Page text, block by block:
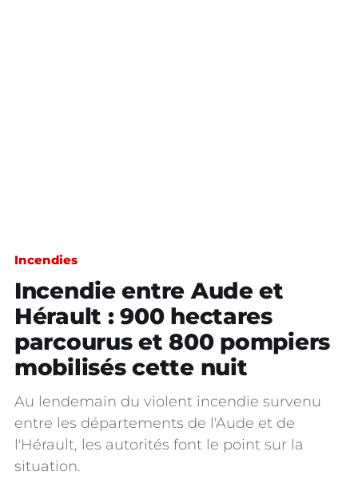
Incendies
Incendie entre Aude et
Hérault : 900 hectares
parcourus et 800 pompiers
mobilisés cette nuit
Au lendemain du violent incendie survenu
entre les départements de l'Aude et de
l'Hérault, les autorités font le point sur la
situation.